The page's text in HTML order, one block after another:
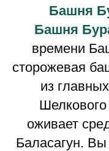
Башня
Башня
времени
сторожевая
из
Шелкового
оживает
Баласагун.